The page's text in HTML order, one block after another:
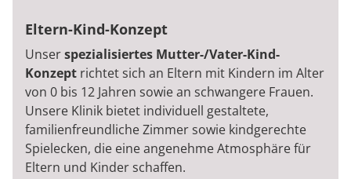
Eltern-Kind-Konzept
Unserspezialisiertes Mutter-/Vater-Kind-
Konzept richtet sich an Eltern mit Kindern im Alter
von 0 bis 12 Jahren sowie an schwangere Frauen.
Unsere Klinik bietet individuell gestaltete,
familienfreundliche Zimmer sowie kindgerechte
Spielecken, die eine angenehme Atmosphäre für
Eltern und Kinder schaffen.